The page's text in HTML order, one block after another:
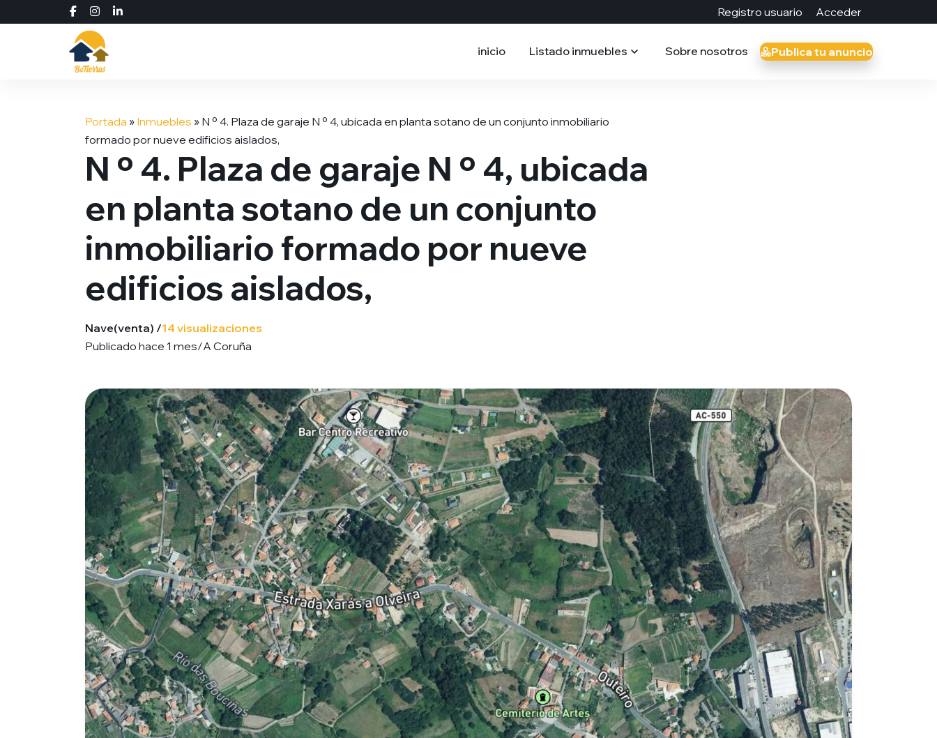
Registro usuario Acceder
inicio Listado inmuebles Sobre nosotros Publica tu anuncio
Portada » Inmuebles » N º 4. Plaza de garaje N º 4, ubicada en planta sotano de un conjunto inmobiliario
formado por nueve edificios aislados,
N º 4. Plaza de garaje N º 4, ubicada
en planta sotano de un conjunto
inmobiliario formado por nueve
edificios aislados,
Nave(venta) /14 visualizaciones
Publicado hace 1 mes/A Coruña